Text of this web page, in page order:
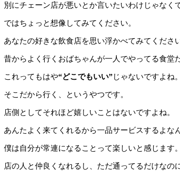
別にチェーン店が悪いとか言いたいわけじゃな
ではちょっと想像してみてください。
あなたの好きな飲食店を思い浮かべてみてください
昔からよく行くおばちゃんが一人でやってる食
これってもはや“どこでもいい”じゃないですよね。
そこだから行く、というやつです。
店側としてそれほど嬉しいことはないですよね。
あんたよく来てくれるから一品サービスするよな
僕は自分が常連になることって楽しいと感じます。
店の人と仲良くなれるし、ただ通ってるだけなの